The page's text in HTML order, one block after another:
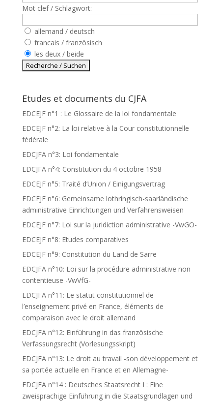
Mot clef / Schlagwort:
allemand / deutsch
francais / französisch
les deux / beide
Etudes et documents du CJFA
EDCEJF n°1 : Le Glossaire de la loi fondamentale
EDCEJF n°2: La loi relative à la Cour constitutionnelle
fédérale
EDCJFA n°3: Loi fondamentale
EDCJFA n°4: Constitution du 4 octobre 1958
EDCEJF n°5: Traité d’Union / Einigungsvertrag
EDCEJF n°6: Gemeinsame lothringisch-saarländische
administrative Einrichtungen und Verfahrensweisen
EDCEJF n°7: Loi sur la juridiction administrative -VwGO-
EDCEJF n°8: Etudes comparatives
EDCEJF n°9: Constitution du Land de Sarre
EDCJFA n°10: Loi sur la procédure administrative non
contentieuse -VwVfG-
EDCJFA n°11: Le statut constitutionnel de
l’enseignement privé en France, éléments de
comparaison avec le droit allemand
EDCJFA n°12: Einführung in das französische
Verfassungsrecht (Vorlesungsskript)
EDCJFA n°13: Le droit au travail -son développement et
sa portée actuelle en France et en Allemagne-
EDCJFA n°14 : Deutsches Staatsrecht I : Eine
zweisprachige Einführung in die Staatsgrundlagen und